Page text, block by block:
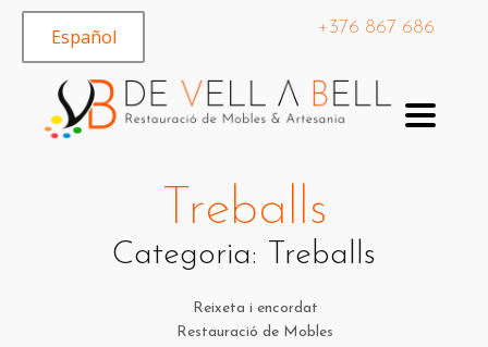
Español +376 867 686
Treballs
Categoria: Treballs
Reixeta i encordat
Restauració de Mobles